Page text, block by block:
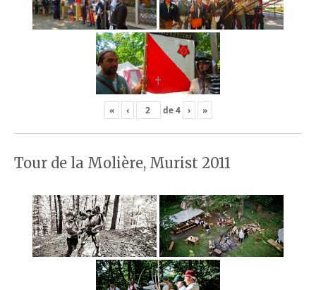
« ‹ de4 › »
Tour de la Molière, Murist 2011